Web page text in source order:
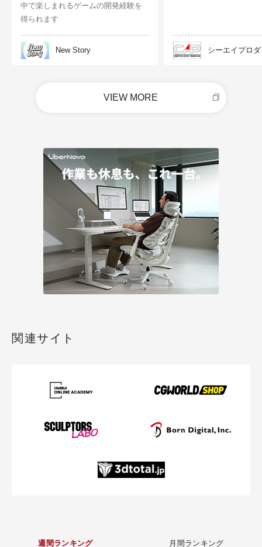
中で楽しまれるゲームの開発経験を
得られます
New Story シーエイプロ
VIEW MORE
関連サイト
週間ランキング 月間ランキング